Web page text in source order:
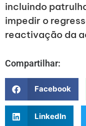
incluindo
impedir o
reactivação da
Compartilhar:
Facebook
LinkedIn